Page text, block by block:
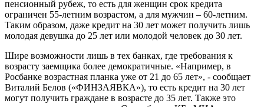
пенсионный рубеж, то есть для женщин срок кредита
ограничен 55-летним возрастом, а для мужчин – 60-летним.
Таким образом, даже кредит на 30 лет может получить лишь
молодая девушка до 25 лет или молодой человек до 30 лет.
Шире возможности лишь в тех банках, где требования к
возрасту заемщика более демократичные. «Например, в
Росбанке возрастная планка уже от 21 до 65 лет», - сообщает
Виталий Белов («ФИНЗАЯВКА»), то есть кредит на 30 лет
могут получить граждане в возрасте до 35 лет. Также это